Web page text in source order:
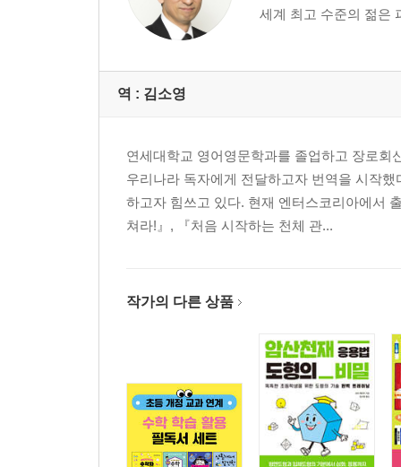
세계 최고 수준의 젊은
역 : 김소영
연세대학교 영어영문학과를 졸업하고 장로
우리나라 독자에게 전달하고자 번역을 시작
하고자 힘쓰고 있다. 현재 엔터스코리아에서
쳐라!』, 『처음 시작하는 천체 관...
작가의 다른 상품